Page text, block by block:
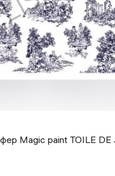
Magic paint TOILE DE